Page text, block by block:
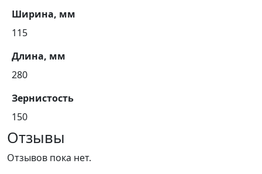
Ширина, мм
115
Длина, мм
280
Зернистость
150
Отзывы
Отзывов пока нет.